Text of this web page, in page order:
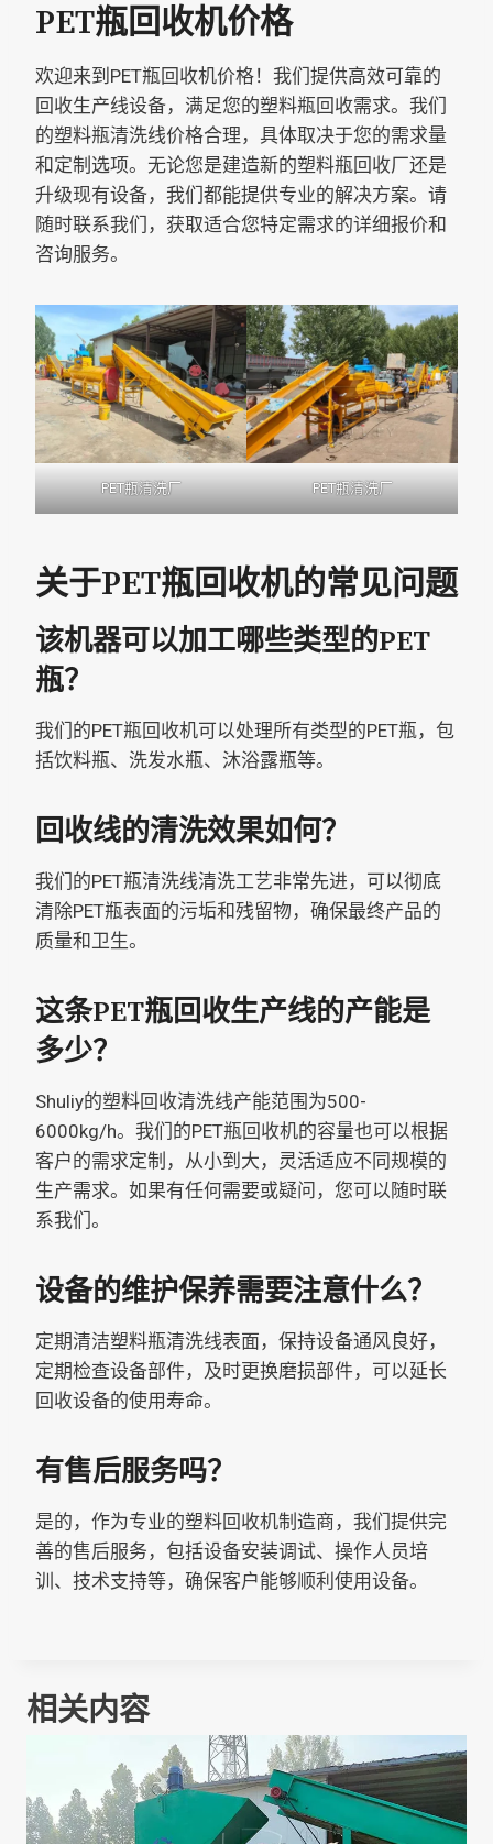
PET瓶回收机价格
欢迎来到PET瓶回收机价格！我们提供高效可靠的
回收生产线设备，满足您的塑料瓶回收需求。我们
的塑料瓶清洗线价格合理，具体取决于您的需求量
和定制选项。无论您是建造新的塑料瓶回收厂还是
升级现有设备，我们都能提供专业的解决方案。请
随时联系我们，获取适合您特定需求的详细报价和
咨询服务。
PET瓶清洗厂 PET瓶清洗厂
关于PET瓶回收机的常见问题
该机器可以加工哪些类型的PET
瓶？
我们的PET瓶回收机可以处理所有类型的PET瓶，包
括饮料瓶、洗发水瓶、沐浴露瓶等。
回收线的清洗效果如何？
我们的PET瓶清洗线清洗工艺非常先进，可以彻底
清除PET瓶表面的污垢和残留物，确保最终产品的
质量和卫生。
这条PET瓶回收生产线的产能是
多少？
Shuliy的塑料回收清洗线产能范围为500-
6000kg/h。我们的PET瓶回收机的容量也可以根据
客户的需求定制，从小到大，灵活适应不同规模的
生产需求。如果有任何需要或疑问，您可以随时联
系我们。
设备的维护保养需要注意什么？
定期清洁塑料瓶清洗线表面，保持设备通风良好，
定期检查设备部件，及时更换磨损部件，可以延长
回收设备的使用寿命。
有售后服务吗？
是的，作为专业的塑料回收机制造商，我们提供完
善的售后服务，包括设备安装调试、操作人员培
训、技术支持等，确保客户能够顺利使用设备。
相关内容